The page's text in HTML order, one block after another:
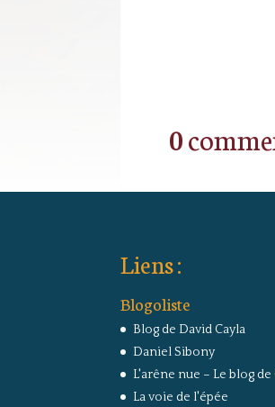
0
Liens :
Blogoliste
Blog de David Cayla
Daniel Sibony
L'arêne nue – Le blog
La voie de l'épée